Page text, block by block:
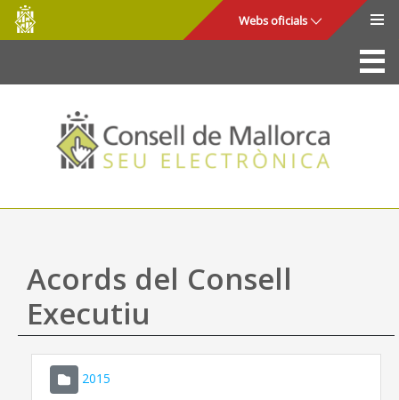
Salta al contingut principal
Consell
de
Mallorca
Webs oficials
La Seu
Consell de Mallorca
Accés i seguretat
Utilitats
Ajuda
Acords del Consell
Executiu
2015